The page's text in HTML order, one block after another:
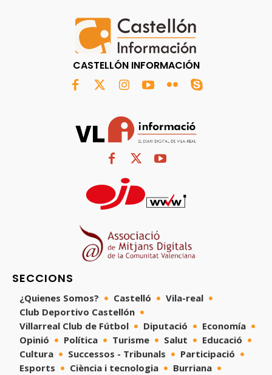
CASTELLÓN INFORMACIÓN
SECCIONS
¿Quienes Somos? Castelló
Vila-real
Club Deportivo Castellón
Villarreal Club de Fútbol
Diputació
Economía
Opinió
Política Turisme Salut
Educació
Cultura
Successos - Tribunals
Participació
Esports
Ciència i tecnologia
Burriana